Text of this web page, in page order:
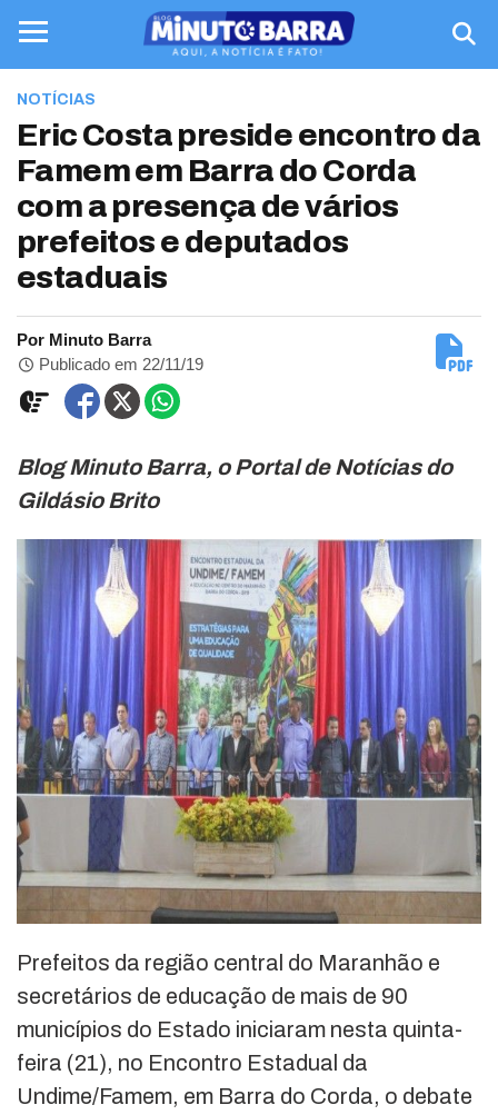
NOTÍCIAS
Eric Costa preside encontro da
Famem em Barra do Corda
com a presença de vários
prefeitos e deputados
estaduais
Por Minuto Barra
Publicado em 22/11/19
Blog Minuto Barra, o Portal de Notícias do
Gildásio Brito
Prefeitos da região central do Maranhão e
secretários de educação de mais de 90
municípios do Estado iniciaram nesta quinta-
feira (21), no Encontro Estadual da
Undime/Famem, em Barra do Corda, o debate